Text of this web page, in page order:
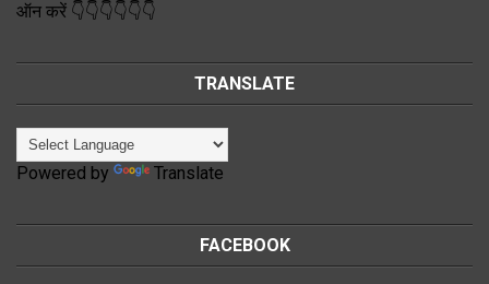
ऑन करें 👇👇👇👇👇👇
TRANSLATE
Powered by Translate
FACEBOOK